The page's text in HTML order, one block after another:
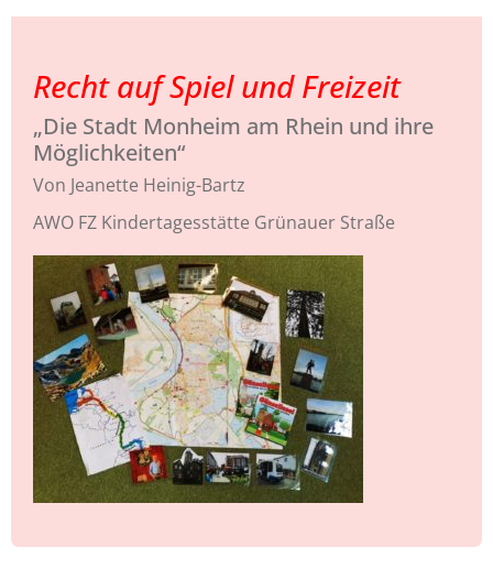
Recht auf Spiel und Freizeit
„Die Stadt Monheim am Rhein und ihre
Möglichkeiten“
Von Jeanette Heinig-Bartz
AWO FZ Kindertagesstätte Grünauer Straße